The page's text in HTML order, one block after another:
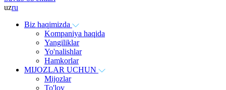
uzru
Biz haqimizda
Kompaniya haqida
Yangiliklar
Yo'nalishlar
Hamkorlar
MIJOZLAR UCHUN
Mijozlar
To'lov